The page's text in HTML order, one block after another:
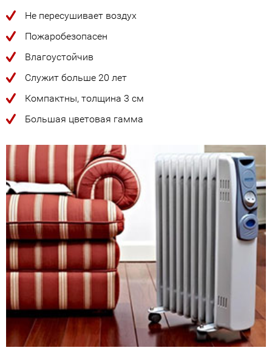
Не пересушивает воздух
Пожаробезопасен
Влагоустойчив
Служит больше 20 лет
Компактны, толщина 3 см
Большая цветовая гамма